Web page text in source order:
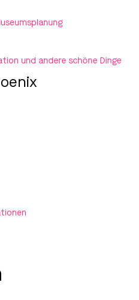
und andere schöne Dinge